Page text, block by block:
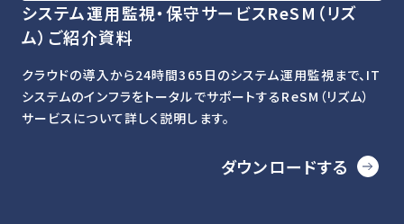
システム運用監視・保守サービスReSM（リズ
ム）ご紹介資料
クラウドの導入から24時間365日のシステム運用監視まで、IT
システムのインフラをトータルでサポートするReSM（リズム）
サービスについて詳しく説明します。
ダウンロードする